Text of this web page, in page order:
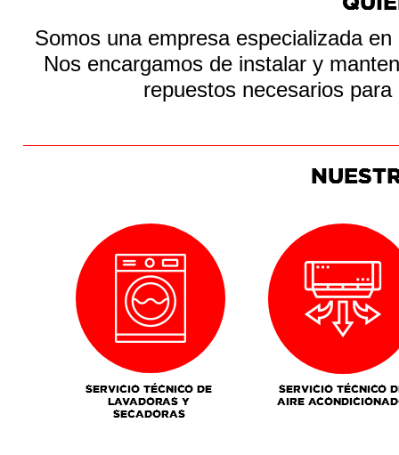
Somos una empresa especializada
Nos encargamos de instalar y
repuestos necesarios